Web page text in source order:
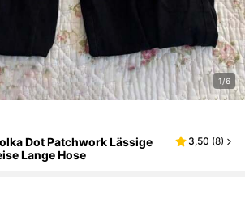
1/6
Dot Patchwork Lässige
Lange Hose
3,50 (8)